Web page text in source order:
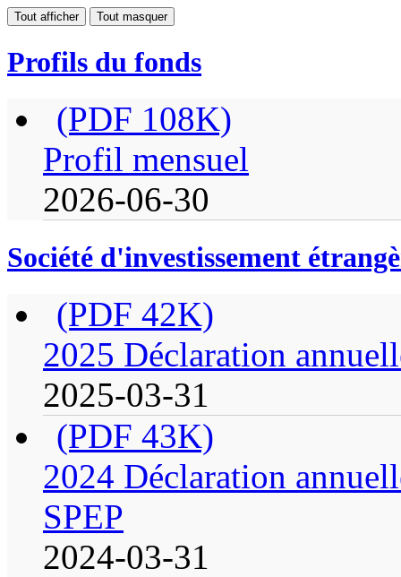
Tout afficher Tout masquer
Profils du fonds
(PDF 108K)
Profil mensuel
2026-06-30
Société d'investissement
(PDF 42K)
2025 Déclaration
2025-03-31
(PDF 43K)
2024 Déclaration
SPEP
2024-03-31